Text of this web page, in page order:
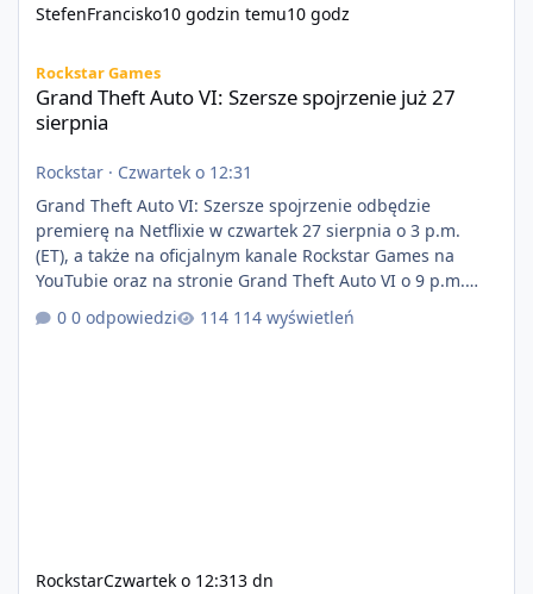
StefenFrancisko10 godzin temu10 godz
Rockstar Games
Grand Theft Auto VI: Szersze spojrzenie już 27
sierpnia
Rockstar · Czwartek o 12:31
Grand Theft Auto VI: Szersze spojrzenie odbędzie
premierę na Netflixie w czwartek 27 sierpnia o 3 p.m.
(ET), a także na oficjalnym kanale Rockstar Games na
YouTubie oraz na stronie Grand Theft Auto VI o 9 p.m.
(ET) 27 sierpnia. https://netflix.com/GTAVI Grand Theft
Auto VI będzie dostępne 19 listopada na PlayStation 5
0 odpowiedzi 114 wyświetleń
RockstarCzwartek o 12:313 dn